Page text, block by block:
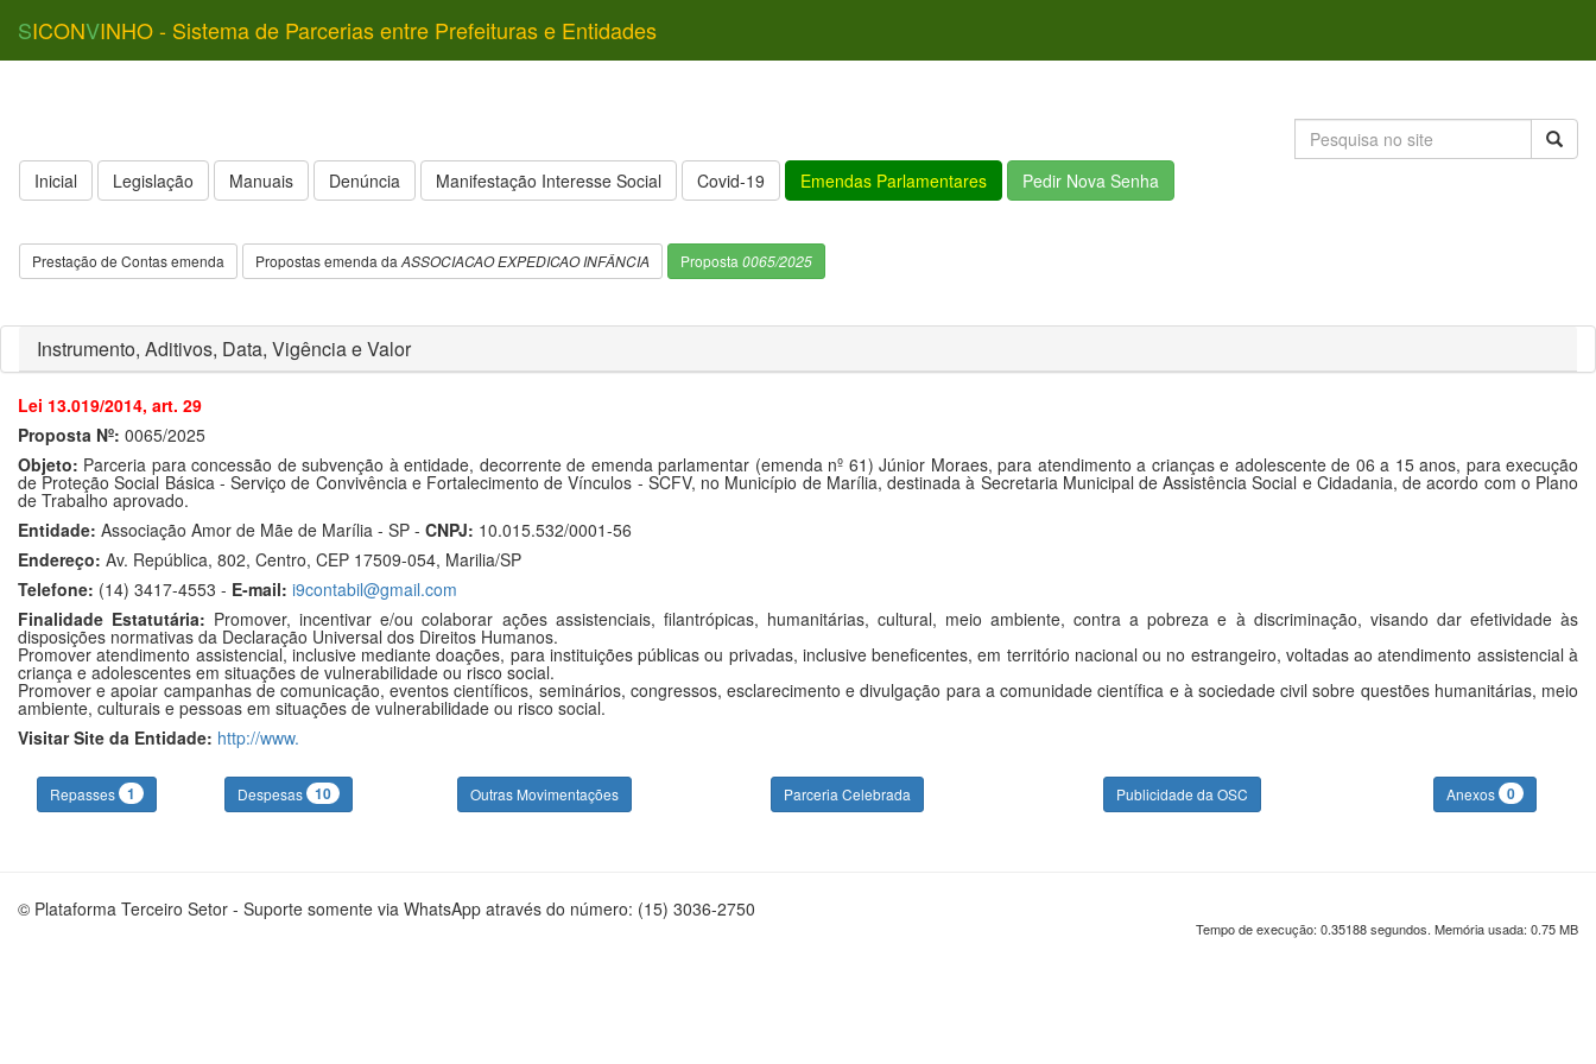
SICONVINHO - Sistema de Parcerias entre Prefeituras e Entidades
Inicial Legislação Manuais Denúncia Manifestação Interesse Social Covid-19 Emendas Parlamentares Pedir Nova Senha
Prestação de Contas emenda Propostas emenda da ASSOCIACAO EXPEDICAO INFÂNCIA Proposta 0065/2025
Instrumento, Aditivos, Data, Vigência e Valor
Lei 13.019/2014, art. 29
Proposta Nº: 0065/2025
Objeto: Parceria para concessão de subvenção à entidade, decorrente de emenda parlamentar (emenda nº 61) Júnior Moraes, para atendimento a crianças e adolescente de 06 a 15 anos, para execução
de Proteção Social Básica - Serviço de Convivência e Fortalecimento de Vínculos - SCFV, no Município de Marília, destinada à Secretaria Municipal de Assistência Social e Cidadania, de acordo com o Plano
de Trabalho aprovado.
Entidade: Associação Amor de Mãe de Marília - SP - CNPJ: 10.015.532/0001-56
Endereço: Av. República, 802, Centro, CEP 17509-054, Marilia/SP
Telefone: (14) 3417-4553 - E-mail: i9contabil@gmail.com
Finalidade Estatutária: Promover, incentivar e/ou colaborar ações assistenciais, filantrópicas, humanitárias, cultural, meio ambiente, contra a pobreza e à discriminação, visando dar efetividade às
disposições normativas da Declaração Universal dos Direitos Humanos.
Promover atendimento assistencial, inclusive mediante doações, para instituições públicas ou privadas, inclusive beneficentes, em território nacional ou no estrangeiro, voltadas ao atendimento assistencial à
criança e adolescentes em situações de vulnerabilidade ou risco social.
Promover e apoiar campanhas de comunicação, eventos científicos, seminários, congressos, esclarecimento e divulgação para a comunidade científica e à sociedade civil sobre questões humanitárias, meio
ambiente, culturais e pessoas em situações de vulnerabilidade ou risco social.
Visitar Site da Entidade: http://www.
Repasses 1 Despesas 10 Outras Movimentações Parceria Celebrada Publicidade da OSC Anexos 0
© Plataforma Terceiro Setor - Suporte somente via WhatsApp através do número: (15) 3036-2750
Tempo de execução: 0.35188 segundos. Memória usada: 0.75 MB